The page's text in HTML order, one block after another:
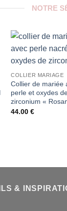
NOTRE
COLLIER MARIAGE
Collier de mariée
perle et oxydes
zirconium «
44.00€
&